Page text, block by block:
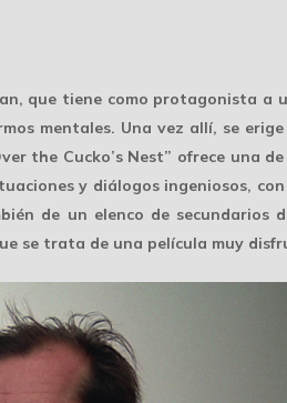
que tiene como protagonista a
mentales. Una vez allí, se
the Cucko’s Nest” ofrece una
y diálogos ingeniosos,
de un elenco de secundarios
se trata de una película muy